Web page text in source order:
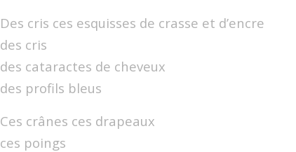
Des cris ces esquisses de crasse et d’encre
des cris
des cataractes de cheveux
des profils bleus
Ces crânes ces drapeaux
ces poings